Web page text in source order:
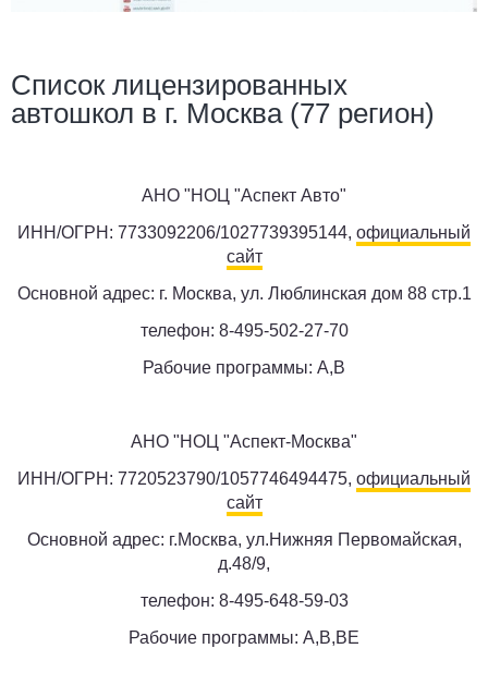
Список лицензированных
автошкол в г. Москва (77 регион)
AНО "НОЦ "Аспект Авто"
ИНН/ОГРН: 7733092206/1027739395144, официальный
сайт
Основной адрес: г. Москва, ул. Люблинская дом 88 стр.1
телефон: 8-495-502-27-70
Рабочие программы: A,B
AНО "НОЦ "Аспект-Москва"
ИНН/ОГРН: 7720523790/1057746494475, официальный
сайт
Основной адрес: г.Москва, ул.Нижняя Первомайская,
д.48/9,
телефон: 8-495-648-59-03
Рабочие программы: A,B,BE